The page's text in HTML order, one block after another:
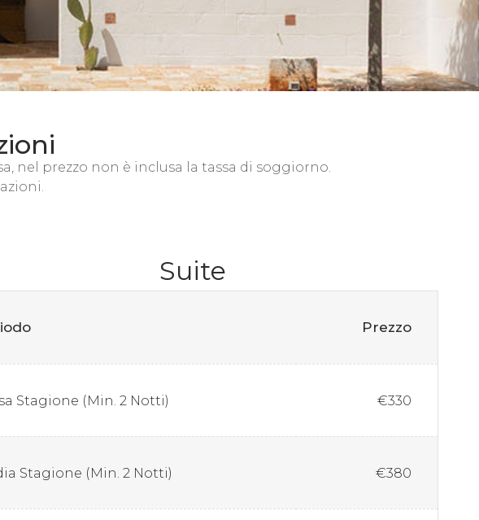
nel prezzo non è inclusa la tassa di soggiorno.
Suite
Prezzo
Stagione (Min. 2 Notti) €330
Stagione (Min. 2 Notti) €380